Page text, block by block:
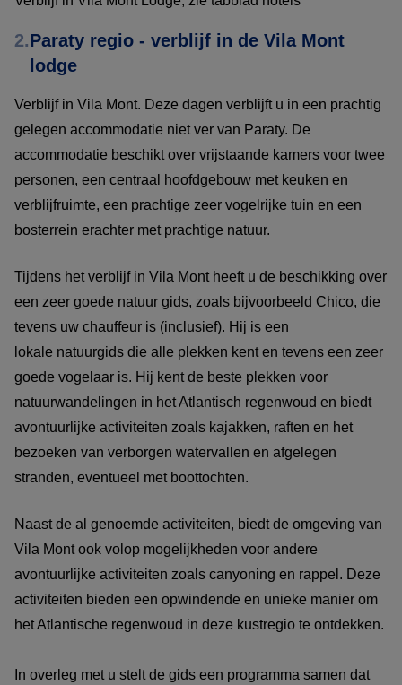
2.Paraty regio - verblijf in de Vila Mont
lodge
Verblijf in Vila Mont. Deze dagen verblijft u in een prachtig
gelegen accommodatie niet ver van Paraty. De
accommodatie beschikt over vrijstaande kamers voor twee
personen, een centraal hoofdgebouw met keuken en
verblijfruimte, een prachtige zeer vogelrijke tuin en een
bosterrein erachter met prachtige natuur.
Tijdens het verblijf in Vila Mont heeft u de beschikking over
een zeer goede natuur gids, zoals bijvoorbeeld Chico, die
tevens uw chauffeur is (inclusief). Hij is een
lokale natuurgids die alle plekken kent en tevens een zeer
goede vogelaar is. Hij kent de beste plekken voor
natuurwandelingen in het Atlantisch regenwoud en biedt
avontuurlijke activiteiten zoals kajakken, raften en het
bezoeken van verborgen watervallen en afgelegen
stranden, eventueel met boottochten.
Naast de al genoemde activiteiten, biedt de omgeving van
Vila Mont ook volop mogelijkheden voor andere
avontuurlijke activiteiten zoals canyoning en rappel. Deze
activiteiten bieden een opwindende en unieke manier om
het Atlantische regenwoud in deze kustregio te ontdekken.
In overleg met u stelt de gids een programma samen dat